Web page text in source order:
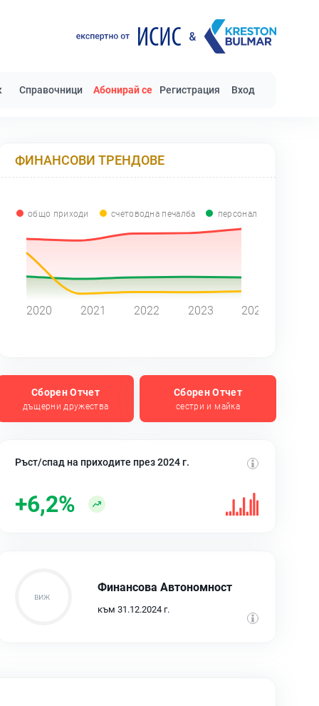
Справочници Абонирай се Регистрация Вход
ФИНАНСОВИ ТРЕНДОВЕ
общо приходи счетоводна печалба персонал
2020 2021 2022 2023 2024
Сборен Отчет
дъщерни дружества
Сборен Отчет
сестри и майка
Ръст/спад на приходите през 2024 г.
+6,2%
Финансова Автономност
към 31.12.2024 г.